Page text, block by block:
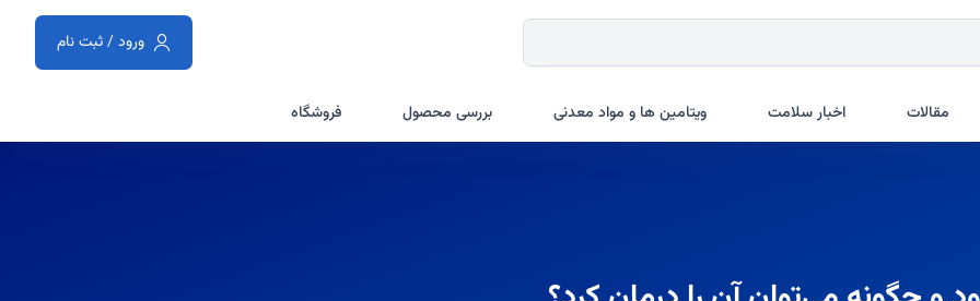
ورود / ثبت نام
مقالات اخبار سلامت ویتامین ها و مواد معدنی بررسی محصول فروشگاه